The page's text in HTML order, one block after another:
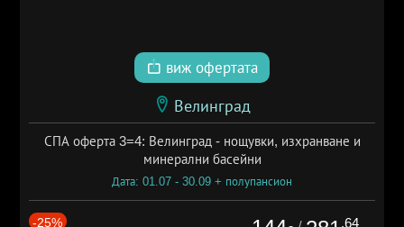
виж офертата
Велинград
СПА оферта 3=4: Велинград - нощувки, изхранване и
минерални басейни
Дата: 01.07 - 30.09 + полупансион
-25% .64